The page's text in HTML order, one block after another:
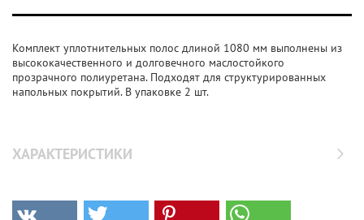
Комплект уплотнительных полос длиной 1080 мм выполнены из
высококачественного и долговечного маслостойкого
прозрачного полиуретана. Подходят для структурированных
напольных покрытий. В упаковке 2 шт.
ХАРАКТЕРИСТИКИ